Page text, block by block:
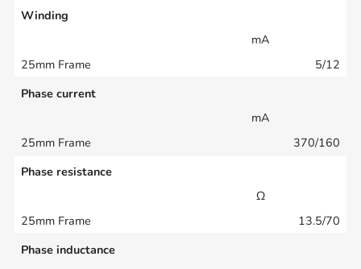
Winding
mA
5/12
Phase current
mA
370/160
Phase resistance
Ω
13.5/70
Phase inductance